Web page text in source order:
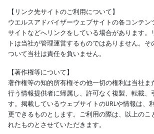
【リンク先サイトのご利用について】
ウエルスアドバイザーウェブサイトの各コンテン
サイトなどへリンクをしている場合があります。
トは当社が管理運営するものではありません。
ついて当社は責任を負いません。
【著作権等について】
著作権等の知的所有権その他一切の権利は当社ま
行う情報提供者に帰属し、許可なく複製、転載、
す。掲載しているウェブサイトのURLや情報は、
更できるものとします。ご利用の際は、以上のこ
れたものとさせていただきます。